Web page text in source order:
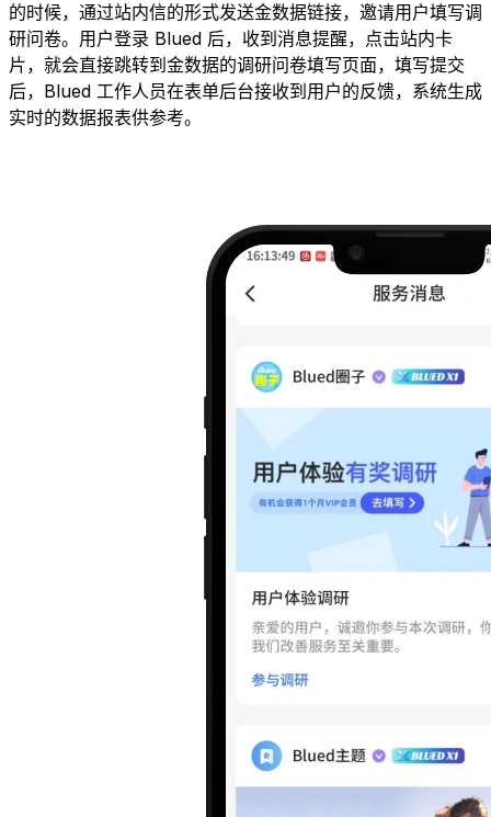
的时候，通过站内信的形式发送金数据链接，邀请用户填写调
研问卷。用户登录 Blued 后，收到消息提醒，点击站内卡
片，就会直接跳转到金数据的调研问卷填写页面，填写提交
后，Blued 工作人员在表单后台接收到用户的反馈，系统生成
实时的数据报表供参考。